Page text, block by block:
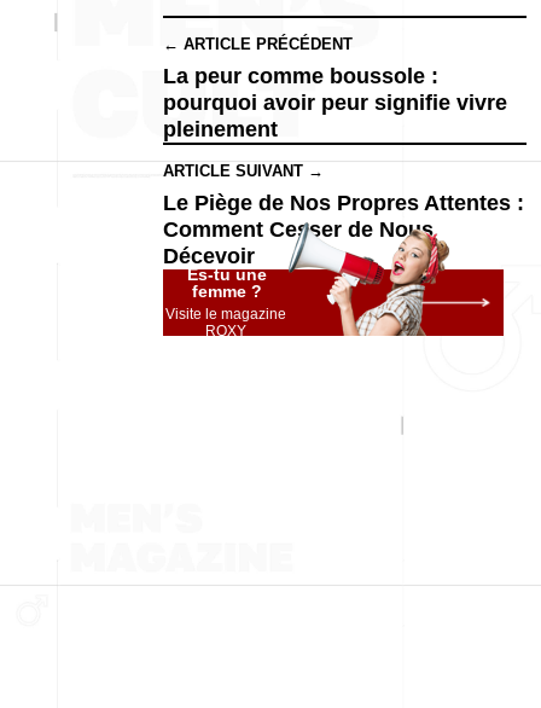
← ARTICLE PRÉCÉDENT
La peur comme boussole :
pourquoi avoir peur signifie vivre
pleinement
ARTICLE SUIVANT →
Le Piège de Nos Propres Attentes :
Comment Cesser de Nous
Décevoir
Es-tu une
femme ?
Visite le magazine
ROXY